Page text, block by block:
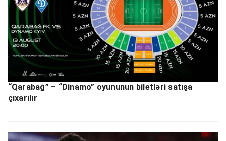
“Qarabağ” – “Dinamo” oyununun biletləri satışa
çıxarılır